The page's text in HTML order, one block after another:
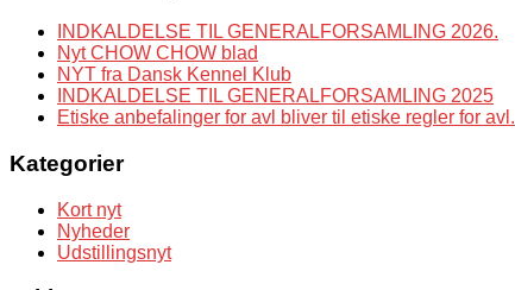
INDKALDELSE TIL GENERALFORSAMLING 2026.
Nyt CHOW CHOW blad
NYT fra Dansk Kennel Klub
INDKALDELSE TIL GENERALFORSAMLING 2025
Etiske anbefalinger for avl bliver til etiske regler for avl.
Kategorier
Kort nyt
Nyheder
Udstillingsnyt